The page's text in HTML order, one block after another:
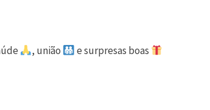
, união e surpresas boas